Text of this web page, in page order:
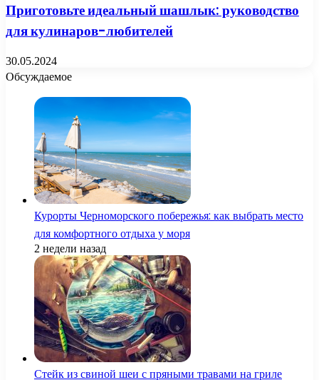
Приготовьте идеальный шашлык: руководство
для кулинаров-любителей
30.05.2024
Обсуждаемое
Курорты Черноморского побережья: как выбрать место
для комфортного отдыха у моря
2 недели назад
Стейк из свиной шеи с пряными травами на гриле